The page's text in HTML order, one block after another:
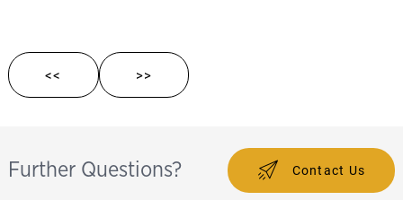
<< >>
Further Questions? Contact Us